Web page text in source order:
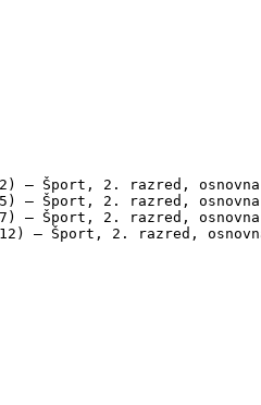
— Šport, 2. razred,
— Šport, 2. razred,
Šport, 2. razred,
— Šport, 2. razred,